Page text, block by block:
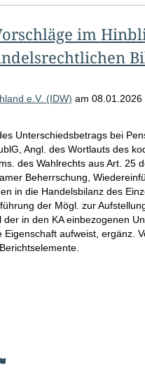
im
e.V. (IDW) am 08.01.2026
Unterschiedsbetrags bei
Angl. des Wortlauts des
des Wahlrechts aus Art. 25
Beherrschung,
in die Handelsbilanz des
der Mögl. zur
in den KA einbezogenen
aufweist, ergänz.